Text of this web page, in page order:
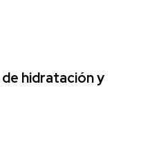
de hidratación y